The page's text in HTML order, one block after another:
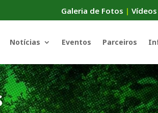
Galeria de Fotos | Vídeos
Notícias Eventos Parceiros